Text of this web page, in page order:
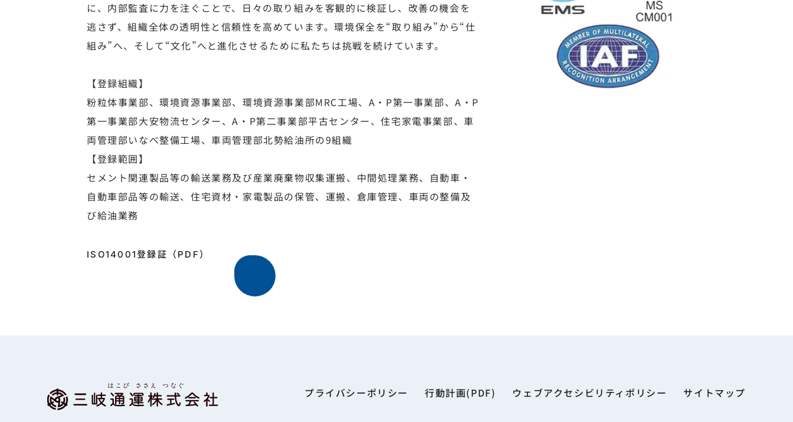
に、内部監査に力を注ぐことで、日々の取り組みを客観的に検証し、改善の機会を
逃さず、組織全体の透明性と信頼性を高めています。環境保全を“取り組み”から“仕
組み”へ、そして“文化”へと進化させるために私たちは挑戦を続けています。
【登録組織】
粉粒体事業部、環境資源事業部、環境資源事業部MRC工場、A・P第一事業部、A・P
第一事業部大安物流センター、A・P第二事業部平古センター、住宅家電事業部、車
両管理部いなべ整備工場、車両管理部北勢給油所の9組織
【登録範囲】
セメント関連製品等の輸送業務及び産業廃棄物収集運搬、中間処理業務、自動車・
自動車部品等の輸送、住宅資材・家電製品の保管、運搬、倉庫管理、車両の整備及
び給油業務
ISO14001登録証（PDF）
プライバシーポリシー 行動計画(PDF) ウェブアクセシビリティポリシー サイトマップ